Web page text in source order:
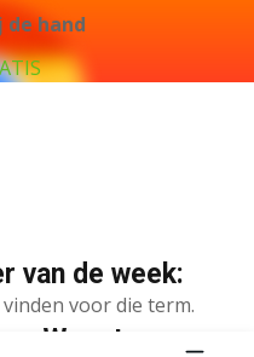
hand
van de week:
voor die term.
Waar te